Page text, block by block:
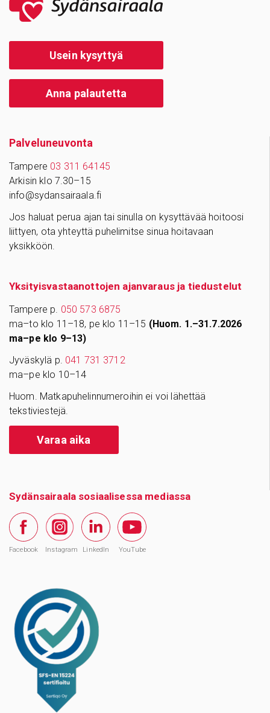
Usein kysyttyä
Anna palautetta
Palve­lu­neu­vonta
Tampere 03 311 64145
Arkisin klo 7.30–15
info@sydansairaala.fi
Jos haluat perua ajan tai sinulla on kysyttävää hoitoosi
liittyen, ota yhteyttä puhelimitse sinua hoitavaan
yksikköön.
Yksityisvastaanottojen ajanvaraus ja tiedustelut
Tampere p. 050 573 6875
ma–to klo 11–18, pe klo 11–15 (Huom. 1.–31.7.2026
ma–pe klo 9–13)
Jyväskylä p. 041 731 3712
ma–pe klo 10–14
Huom. Matkapuhelinnumeroihin ei voi lähettää
tekstiviestejä.
Varaa aika
Sydänsairaala sosiaalisessa mediassa
Facebook Instagram LinkedIn YouTube